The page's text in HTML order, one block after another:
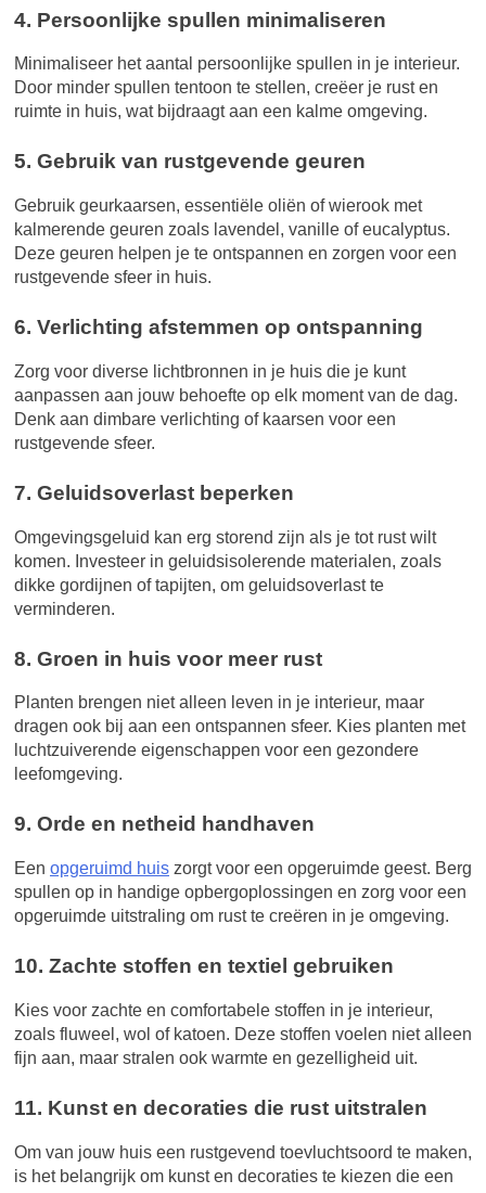
4. Persoonlijke spullen minimaliseren
Minimaliseer het aantal persoonlijke spullen in je interieur.
Door minder spullen tentoon te stellen, creëer je rust en
ruimte in huis, wat bijdraagt aan een kalme omgeving.
5. Gebruik van rustgevende geuren
Gebruik geurkaarsen, essentiële oliën of wierook met
kalmerende geuren zoals lavendel, vanille of eucalyptus.
Deze geuren helpen je te ontspannen en zorgen voor een
rustgevende sfeer in huis.
6. Verlichting afstemmen op ontspanning
Zorg voor diverse lichtbronnen in je huis die je kunt
aanpassen aan jouw behoefte op elk moment van de dag.
Denk aan dimbare verlichting of kaarsen voor een
rustgevende sfeer.
7. Geluidsoverlast beperken
Omgevingsgeluid kan erg storend zijn als je tot rust wilt
komen. Investeer in geluidsisolerende materialen, zoals
dikke gordijnen of tapijten, om geluidsoverlast te
verminderen.
8. Groen in huis voor meer rust
Planten brengen niet alleen leven in je interieur, maar
dragen ook bij aan een ontspannen sfeer. Kies planten met
luchtzuiverende eigenschappen voor een gezondere
leefomgeving.
9. Orde en netheid handhaven
Een opgeruimd huis zorgt voor een opgeruimde geest. Berg
spullen op in handige opbergoplossingen en zorg voor een
opgeruimde uitstraling om rust te creëren in je omgeving.
10. Zachte stoffen en textiel gebruiken
Kies voor zachte en comfortabele stoffen in je interieur,
zoals fluweel, wol of katoen. Deze stoffen voelen niet alleen
fijn aan, maar stralen ook warmte en gezelligheid uit.
11. Kunst en decoraties die rust uitstralen
Om van jouw huis een rustgevend toevluchtsoord te maken,
is het belangrijk om kunst en decoraties te kiezen die een